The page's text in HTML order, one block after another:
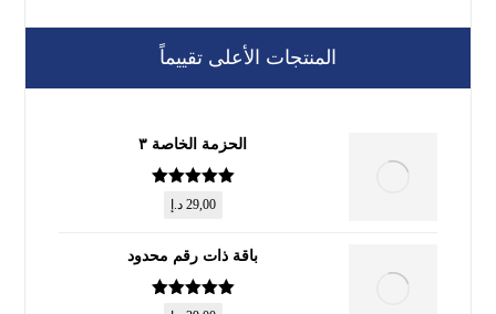
المنتجات الأعلى تقييماً
الحزمة الخاصة ٣
تم التقييم
من 5
29,00 د.إ
باقة ذات رقم محدود
تم التقييم